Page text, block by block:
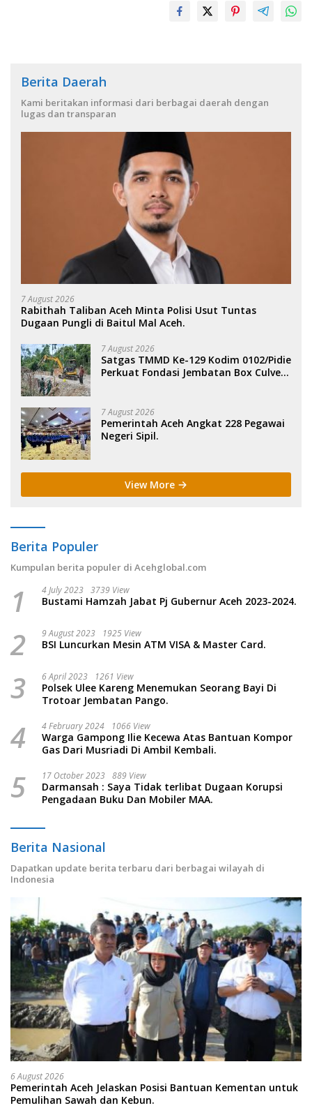
Berita Daerah
Kami beritakan informasi dari berbagai daerah dengan
lugas dan transparan
7 August 2026
Rabithah Taliban Aceh Minta Polisi Usut Tuntas
Dugaan Pungli di Baitul Mal Aceh.
7 August 2026
Satgas TMMD Ke-129 Kodim 0102/Pidie
Perkuat Fondasi Jembatan Box Culvert
7 August 2026
Pemerintah Aceh Angkat 228 Pegawai
Negeri Sipil.
View More
Berita Populer
Kumpulan berita populer di Acehglobal.com
1 4 July 2023 3739 View
Bustami Hamzah Jabat Pj Gubernur Aceh 2023-2024.
2 9 August 2023 1925 View
BSI Luncurkan Mesin ATM VISA & Master Card.
3 6 April 2023 1261 View
Polsek Ulee Kareng Menemukan Seorang Bayi Di
Trotoar Jembatan Pango.
4 4 February 2024 1066 View
Warga Gampong Ilie Kecewa Atas Bantuan Kompor
Gas Dari Musriadi Di Ambil Kembali.
5 17 October 2023 889 View
Darmansah : Saya Tidak terlibat Dugaan Korupsi
Pengadaan Buku Dan Mobiler MAA.
Berita Nasional
Dapatkan update berita terbaru dari berbagai wilayah di
Indonesia
6 August 2026
Pemerintah Aceh Jelaskan Posisi Bantuan Kementan untuk
Pemulihan Sawah dan Kebun.